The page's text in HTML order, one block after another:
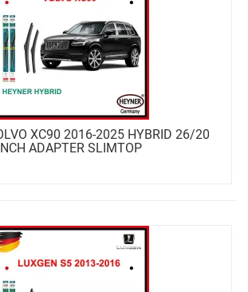
XC90 2016-2025 HYBRID 26/20
INCH ADAPTER SLIMTOP